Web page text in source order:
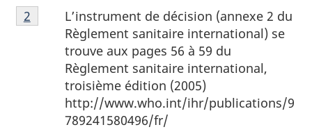
page
1
Note
de
L’instrument de décision (annexe 2 du
Règlement sanitaire international) se
trouve aux pages 56 à 59 du
Règlement sanitaire international,
troisième édition (2005)
http://www.who.int/ihr/publications/9
789241580496/fr/
Retour à la référence de la note de bas de page
2